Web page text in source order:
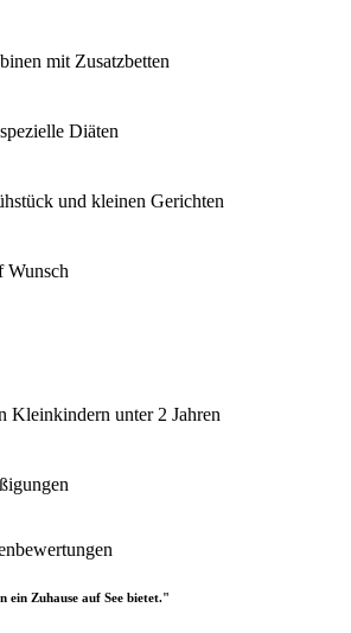
mit Zusatzbetten
Diäten
und kleinen Gerichten
Wunsch
Kleinkindern unter 2 Jahren
ein Zuhause auf See bietet."